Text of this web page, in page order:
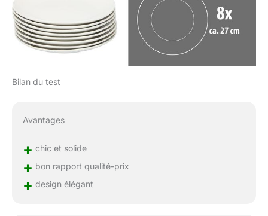
Bilan du test
Avantages
+ chic et solide
+ bon rapport qualité-prix
+ design élégant